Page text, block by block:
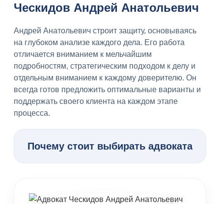
Ческидов Андрей Анатольевич
Андрей Анатольевич строит защиту, основываясь
на глубоком анализе каждого дела. Его работа
отличается вниманием к мельчайшим
подробностям, стратегическим подходом к делу и
отдельным вниманием к каждому доверителю. Он
всегда готов предложить оптимальные варианты и
поддержать своего клиента на каждом этапе
процесса.
Почему стоит выбирать адвоката